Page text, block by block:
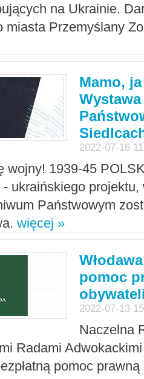
na Ukrainie.
miasta Przemyślany
Mamo,
2022-07-16
wojny! 1939-45
ukraińskiego
Państwowym
więcej »
pomoc
2022-07-13
Naczelna
Radami Adwokackimi
pomoc